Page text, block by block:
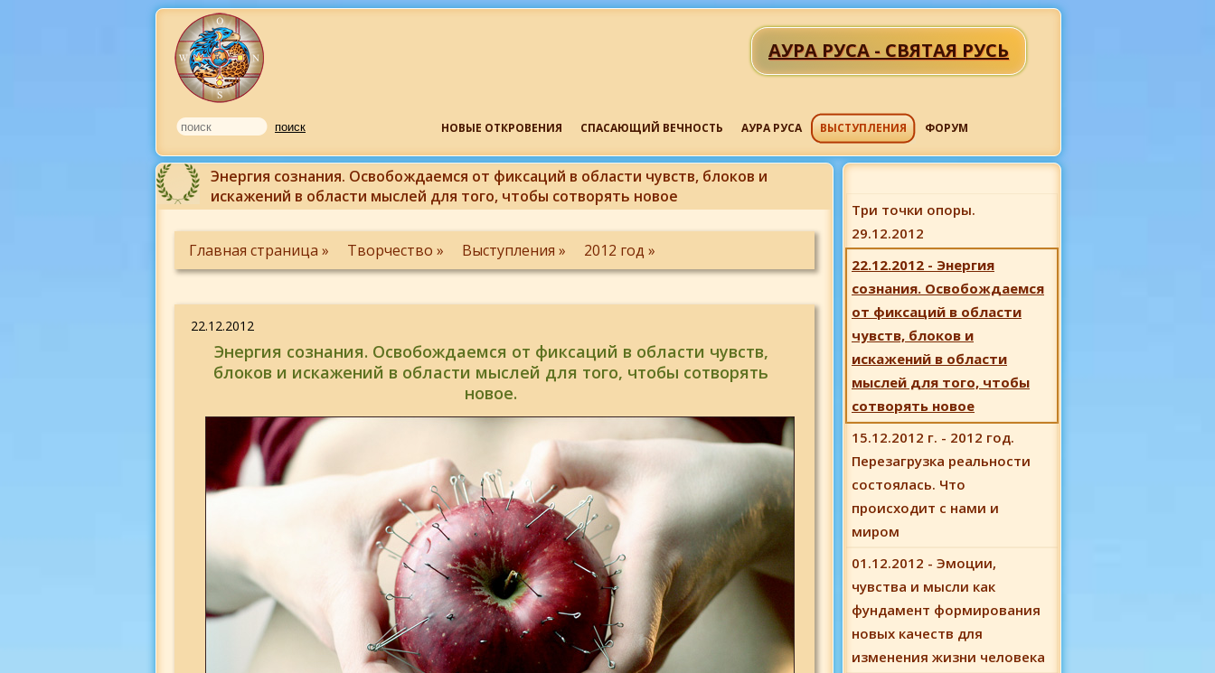
АУРА РУСА - СВЯТАЯ РУСЬ
НОВЫЕ ОТКРОВЕНИЯ СПАСАЮЩИЙ ВЕЧНОСТЬ АУРА РУСА ВЫСТУПЛЕНИЯ ФОРУМ
Три точки опоры.
29.12.2012
22.12.2012 - Энергия
сознания. Освобождаемся
от фиксаций в области
чувств, блоков и
искажений в области
мыслей для того, чтобы
сотворять новое
15.12.2012 г. - 2012 год.
Перезагрузка реальности
состоялась. Что
происходит с нами и
миром
01.12.2012 - Эмоции,
чувства и мысли как
фундамент формирования
новых качеств для
изменения жизни человека
Энергия сознания. Освобождаемся от фиксаций в области чувств, блоков и
искажений в области мыслей для того, чтобы сотворять новое
Главная страница » Творчество » Выступления » 2012 год »
22.12.2012
Энергия сознания. Освобождаемся от фиксаций в области чувств,
блоков и искажений в области мыслей для того, чтобы сотворять
новое.